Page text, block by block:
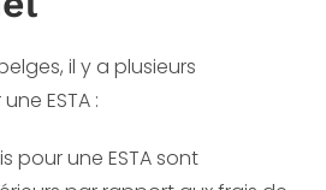
il y a plusieurs
ESTA :
pour une ESTA sont